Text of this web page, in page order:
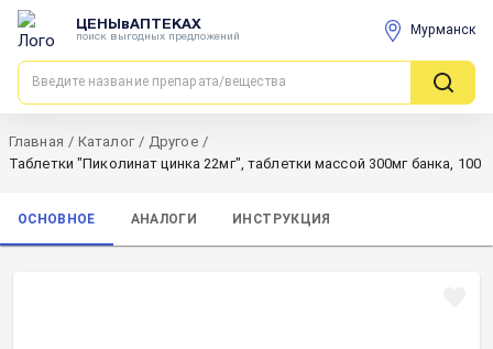
ЦЕНЫвАПТЕКАХ
поиск выгодных предложений Мурманск
Главная / Каталог / Другое /
Таблетки "Пиколинат цинка 22мг", таблетки массой 300мг банка, 100
ОСНОВНОЕ АНАЛОГИ ИНСТРУКЦИЯ